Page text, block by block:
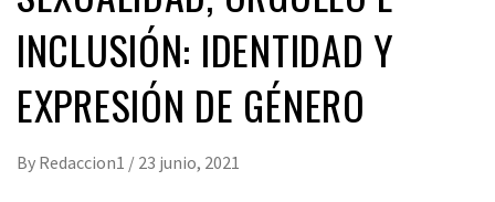
INCLUSIÓN: IDENTIDAD Y
EXPRESIÓN DE GÉNERO
By Redaccion1 / 23 junio, 2021